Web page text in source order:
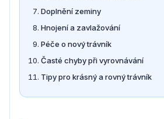
Doplnění zeminy
Hnojení a zavlažování
Péče o nový trávník
Časté chyby při vyrovnávání
Tipy pro krásný a rovný trávník